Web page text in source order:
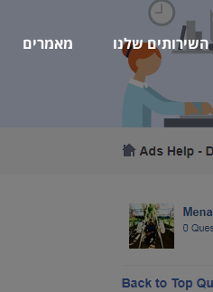
השירותים שלנו מאמרים